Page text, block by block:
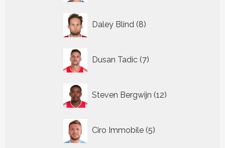
Daley Blind 8
producten
Dusan Tadic 7
producten
Steven Bergwijn 12
producten
Ciro Immobile 5
producten